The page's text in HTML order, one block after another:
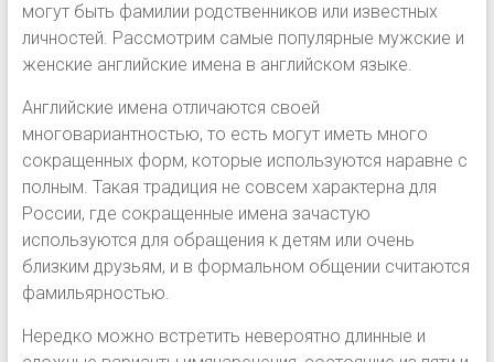
могут быть фамилии родственников или известных
личностей. Рассмотрим самые популярные мужские и
женские английские имена в английском языке.
Английские имена отличаются своей
многовариантностью, то есть могут иметь много
сокращенных форм, которые используются наравне с
полным. Такая традиция не совсем характерна для
России, где сокращенные имена зачастую
используются для обращения к детям или очень
близким друзьям, и в формальном общении считаются
фамильярностью.
Нередко можно встретить невероятно длинные и